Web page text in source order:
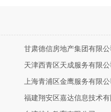
甘肃德信房地产集团有限公
天津西青区天成服务有限公
上海青浦区金鹰服务有限公
福建翔安区嘉达信息技术有